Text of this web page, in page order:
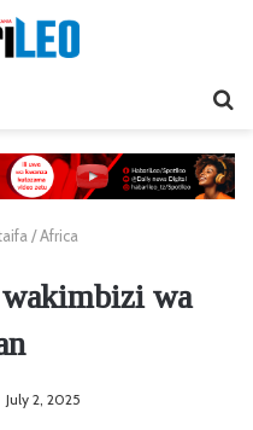
/ Africa
wa
July 2, 2025